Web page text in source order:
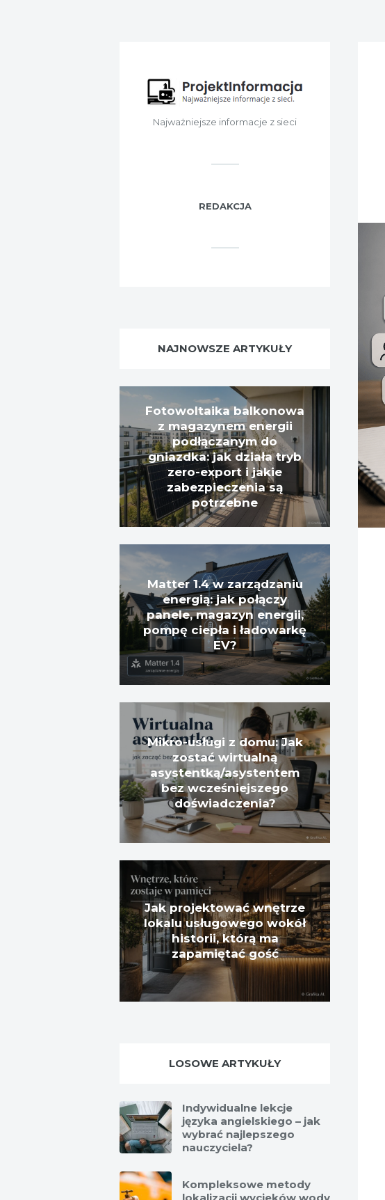
Najważniejsze informacje z sieci
REDAKCJA
NAJNOWSZE ARTYKUŁY
Fotowoltaika balkonowa
z magazynem energii
podłączanym do
gniazdka: jak działa tryb
zero-export i jakie
zabezpieczenia są
potrzebne
Matter 1.4 w zarządzaniu
energią: jak połączy
panele, magazyn energii,
pompę ciepła i ładowarkę
EV?
Mikro-usługi z domu: Jak
zostać wirtualną
asystentką/asystentem
bez wcześniejszego
doświadczenia?
Jak projektować wnętrze
lokalu usługowego wokół
historii, którą ma
zapamiętać gość
LOSOWE ARTYKUŁY
Indywidualne lekcje
języka angielskiego – jak
wybrać najlepszego
nauczyciela?
Kompleksowe metody
lokalizacji wycieków wody